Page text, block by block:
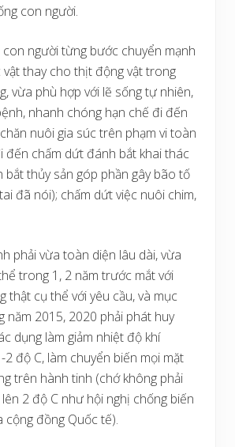
con người.
người từng bước chuyển mạnh
thay cho thịt động vật trong
vừa phù hợp với lẽ sống tự nhiên,
nhanh chóng hạn chế đi đến
nuôi gia súc trên phạm vi toàn
đến chấm dứt đánh bắt khai thác
bắt thủy sản góp phần gây bão tố
đã nói); chấm dứt việc nuôi chim,
phải vừa toàn diện lâu dài, vừa
trong 1, 2 năm trước mắt với
thật cụ thể với yêu cầu, và mục
năm 2015, 2020 phải phát huy
dụng làm giảm nhiệt độ khí
2 độ C, làm chuyển biến mọi mặt
trên hành tinh (chớ không phải
2 độ C như hội nghị chống biến
cộng đồng Quốc tế).